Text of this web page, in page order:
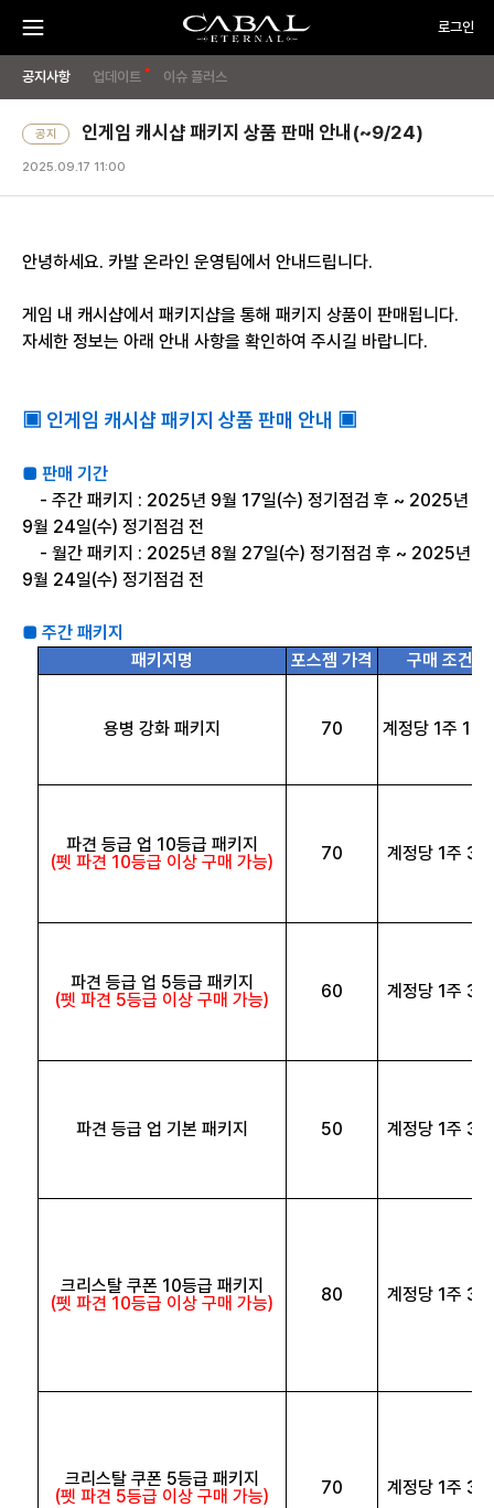
CABAL
TRANSCENDENCE
메
뉴
메
기
로그인
PC
OFF
임
시
작
기
공지사항 업데이트 이슈 플러스
공지 인게임 캐시샵 패키지 상품 판매 안내(~9/24)
2025.09.17 11:00
안녕하세요. 카발 온라인 운영팀에서 안내드립니다.
게임 내 캐시샵에서 패키지샵을 통해 패키지 상품이 판매됩니다.
자세한 정보는 아래 안내 사항을 확인하여 주시길 바랍니다.
▣ 인게임 캐시샵 패키지 상품 판매 안내 ▣
■ 판매 기간
- 주간 패키지 : 2025년 9월 17일(수) 정기점검 후 ~ 2025년
9월 24일(수) 정기점검 전
- 월간 패키지 : 2025년 8월 27일(수) 정기점검 후 ~ 2025년
9월 24일(수) 정기점검 전
■ 주간 패키지
패키지명
포스젬 가격 구매 조건
용병 강화 패키지 70 계정당 1주 10
파견 등급 업 10등급 패키지
(펫 파견 10등급 이상 구매 가능)
70 계정당 1주 3회
파견 등급 업 5등급 패키지
(펫 파견 5등급 이상 구매 가능)
60 계정당 1주 3회
파견 등급 업 기본 패키지 50 계정당 1주 3회
크리스탈 쿠폰 10등급 패키지
(펫 파견 10등급 이상 구매 가능)
80 계정당 1주 3회
크리스탈 쿠폰 5등급 패키지
(펫 파견 5등급 이상 구매 가능)
70 계정당 1주 3회